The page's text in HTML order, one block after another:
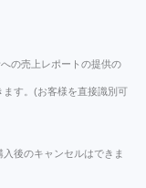
の売上レポートの提供の
す。(お客様を直接識別可
後のキャンセルはできま